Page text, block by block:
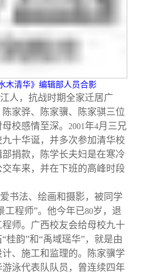
木清华》编辑部人员合影
人，抗战时期全家迁居广
家骅、陈家骥、陈家骐三位
校感情至深。
2001年4月三兄
十华诞，并多次参加清华校
捐款，陈学长夫妇是在寒冷
车来，并在下班的高峰时段
书法、绘画和摄影，被同学
工程师”。他今年已80岁，退
师。广西校友会给母校九十
韵”和“禹域瑶华”，就是由
、施工和监理的。陈家骥学
泳代表队队员，曾连续四年